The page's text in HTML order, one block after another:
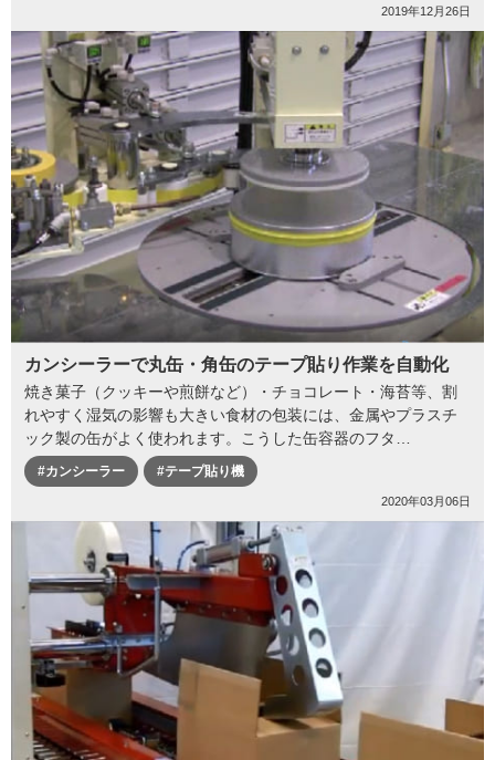
2019年12月26日
カンシーラーで丸缶・角缶のテープ貼り作業を自動化
焼き菓子（クッキーや煎餅など）・チョコレート・海苔等、割
れやすく湿気の影響も大きい食材の包装には、金属やプラスチ
ック製の缶がよく使われます。こうした缶容器のフタ…
#カンシーラー #テープ貼り機
2020年03月06日